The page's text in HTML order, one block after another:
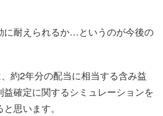
に耐えられるか…というのが今後の
約2年分の配当に相当する含み益
確定に関するシミュレーションを
思います。